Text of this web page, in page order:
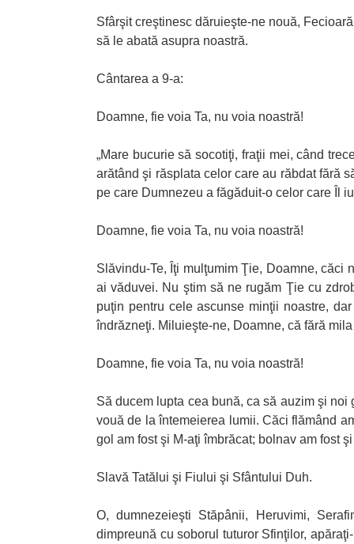
Sfârşit creştinesc dăruieşte-ne nouă,
să le abată asupra noastră.
Cântarea a 9-a:
Doamne, fie voia Ta, nu voia noastră!
„Mare bucurie să socotiţi, fraţii mei, când
arătând şi răsplata celor care au răbdat fără
pe care Dumnezeu a făgăduit-o celor care Îl
Doamne, fie voia Ta, nu voia noastră!
Slăvindu-Te, Îţi mulţumim Ţie, Doamne, căci
ai văduvei. Nu ştim să ne rugăm Ţie cu
puţin pentru cele ascunse minţii noastre,
îndrăzneţi. Miluieşte-ne, Doamne, că fără
Doamne, fie voia Ta, nu voia noastră!
Să ducem lupta cea bună, ca să auzim şi
vouă de la întemeierea lumii. Căci flămând
gol am fost şi M-aţi îmbrăcat; bolnav am fost
Slavă Tatălui şi Fiului şi Sfântului Duh.
O, dumnezeieşti Stăpânii, Heruvimi,
dimpreună cu soborul tuturor Sfinţilor,